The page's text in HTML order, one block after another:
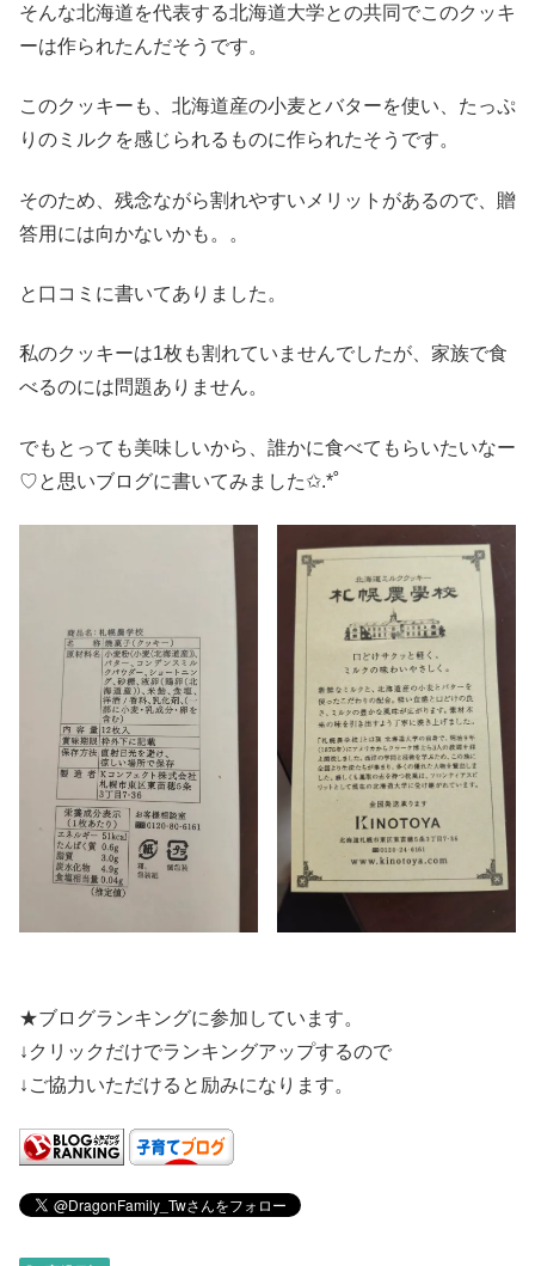
そんな北海道を代表する北海道大学との共同でこのクッキ
ーは作られたんだそうです。
このクッキーも、北海道産の小麦とバターを使い、たっぷ
りのミルクを感じられるものに作られたそうです。
そのため、残念ながら割れやすいメリットがあるので、贈
答用には向かないかも。。
と口コミに書いてありました。
私のクッキーは1枚も割れていませんでしたが、家族で食
べるのには問題ありません。
でもとっても美味しいから、誰かに食べてもらいたいなー
♡と思いブログに書いてみました✩.*˚
★ブログランキングに参加しています。
↓クリックだけでランキングアップするので
↓ご協力いただけると励みになります。